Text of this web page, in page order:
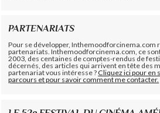
PARTENARIATS
Pour se développer, Inthemoodforcinema.com
partenariats. Inthemoodforcinema.com, ce
2003, des centaines de comptes-rendus de
décernés, des articles qui arrivent en tête des
partenariat vous intéresse ?Cliquez ici pour en
parcours et pour savoir comment me contacter.